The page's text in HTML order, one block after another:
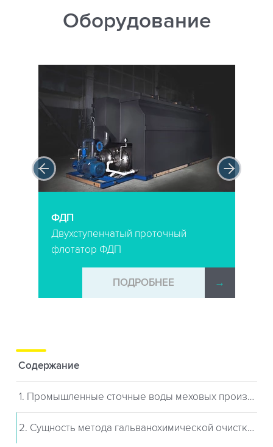
Оборудование
ФДП
Двухступенчатый проточный
флотатор ФДП
ПОДРОБНЕЕ →
Содержание
1. Промышленные сточные воды меховых производств
2. Сущность метода гальванохимической очистки стоков